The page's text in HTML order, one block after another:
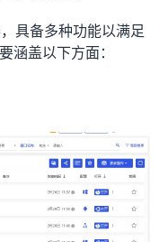
具备多种功能以满足
涵盖以下方面：